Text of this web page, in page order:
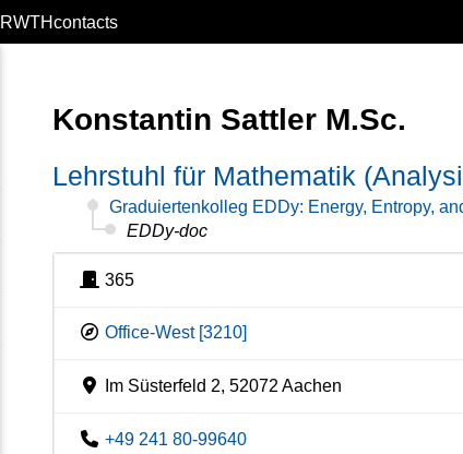
RWTHcontacts
Konstantin Sattler M.Sc.
Lehrstuhl für Mathematik
Graduiertenkolleg EDDy: Energy, Entropy,
EDDy-doc
365
Office-West [3210]
Im Süsterfeld 2, 52072 Aachen
+49 241 80-99640